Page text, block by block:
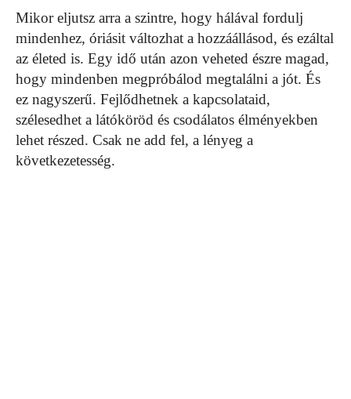
Mikor eljutsz arra a szintre, hogy hálával fordulj
mindenhez, óriásit változhat a hozzáállásod, és ezáltal
az életed is. Egy idő után azon veheted észre magad,
hogy mindenben megpróbálod megtalálni a jót. És
ez nagyszerű. Fejlődhetnek a kapcsolataid,
szélesedhet a látóköröd és csodálatos élményekben
lehet részed. Csak ne add fel, a lényeg a
következetesség.